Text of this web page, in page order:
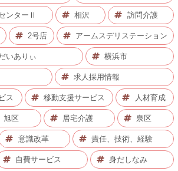
ンターⅡ 相沢 訪問介護
2号店 アームスデリステーション
いありぃ 横浜市
求人採用情報
ス 移動支援サービス 人材育成
旭区 居宅介護 泉区
意識改革 責任、技術、経験
自費サービス 身だしなみ